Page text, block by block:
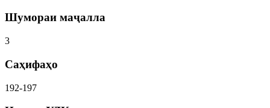
Шумораи маҷалла
3
Саҳифаҳо
192-197